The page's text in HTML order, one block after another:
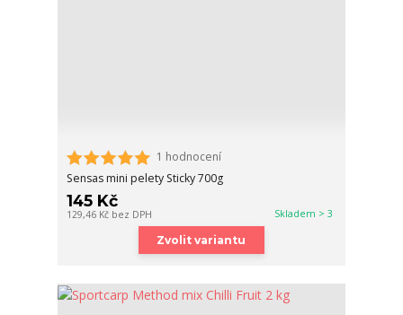
1 hodnocení
Sensas mini pelety Sticky 700g
145 Kč
129,46 Kč bez DPH Skladem > 3
Zvolit variantu